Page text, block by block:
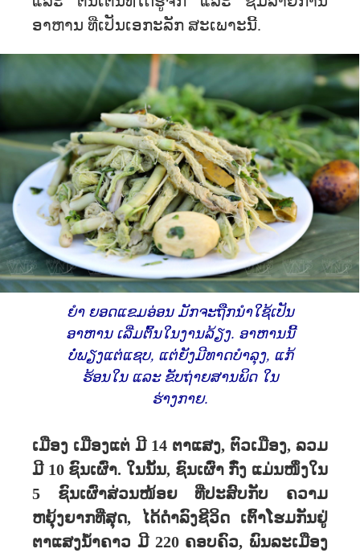
ອາຫານ ​ທີ່​ເປັນ​ເອກະລັກ ສະ​ເພາະ​ນີ້.
ຍຳ ຍອດແຂມອ່ອນ ມັກຈະຖືກນໍາໃຊ້ເປັນ
ອາຫານ ເລີ່ມຕົ້ນໃນງານລ້ຽງ. ອາຫານນີ້
ບໍ່ພຽງແຕ່ແຊບ, ແຕ່ຍັງມີທາດບໍາລຸງ, ແກ້
ຮ້ອນໃນ ແລະ ຂັບຖ່າຍສານພິດ ໃນ
ຮ່າງກາຍ.
ເມືອງ ເມືອງແຕ່ ມີ 14 ຕາ​ແສງ, ຕົວ​ເມືອງ, ລວມ​
ມີ 10 ຊົນ​ເຜົ່າ. ​ໃນ​ນັ້ນ, ຊົນເຜົ່າ ກົ໋ງ ແມ່ນ​ໜຶ່ງ​ໃນ
5 ຊົນ​ເຜົ່າ​ສ່ວນ​ໜ້ອຍ​ ທີ່​ປະສົບ​ກັບ ​ຄວາມ​
ຫຍຸ້ງຍາກ​ທີ່​ສຸດ, ​ໄດ້​ດຳລົງ​ຊີວິດ ເຕົ້າໂຮມກັນ​ຢູ່​
ຕາ​ແສງ​ນ້ຳຄາວ ມີ 220 ຄອບຄົວ, ພົນລະເມືອງ